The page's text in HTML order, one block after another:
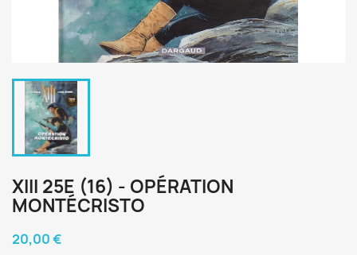
XIII 25E (16) - OPÉRATION
MONTÉCRISTO
20,00 €